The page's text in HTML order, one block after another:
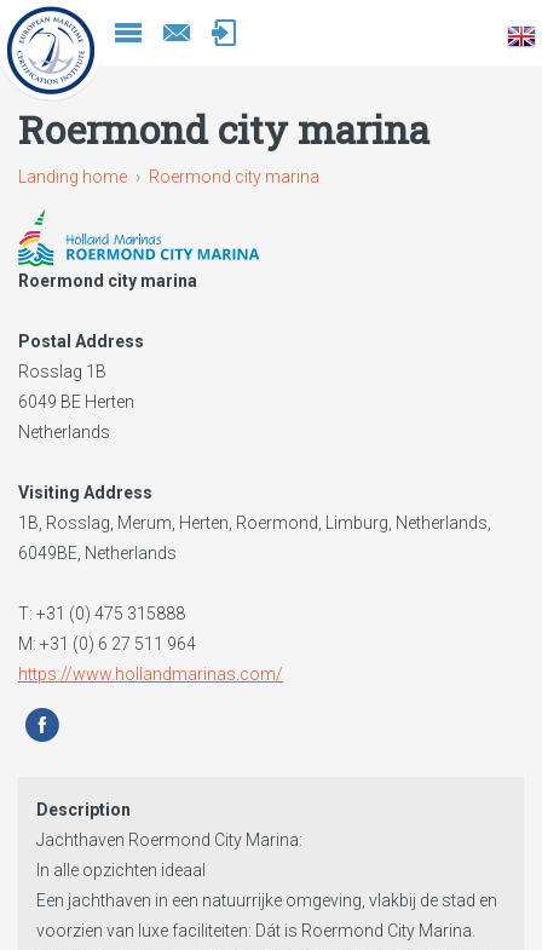
Naar
inhoud
Roermond city marina
Landing home Roermond city marina
Roermond city marina
Postal Address
Rosslag 1B
6049 BE Herten
Netherlands
Visiting Address
1B, Rosslag, Merum, Herten, Roermond, Limburg, Netherlands,
6049BE, Netherlands
T: +31 (0) 475 315888
M: +31 (0) 6 27 511 964
https://www.hollandmarinas.com/
Description
Jachthaven Roermond City Marina:
In alle opzichten ideaal
Een jachthaven in een natuurrijke omgeving, vlakbij de stad en
voorzien van luxe faciliteiten: Dát is Roermond City Marina.